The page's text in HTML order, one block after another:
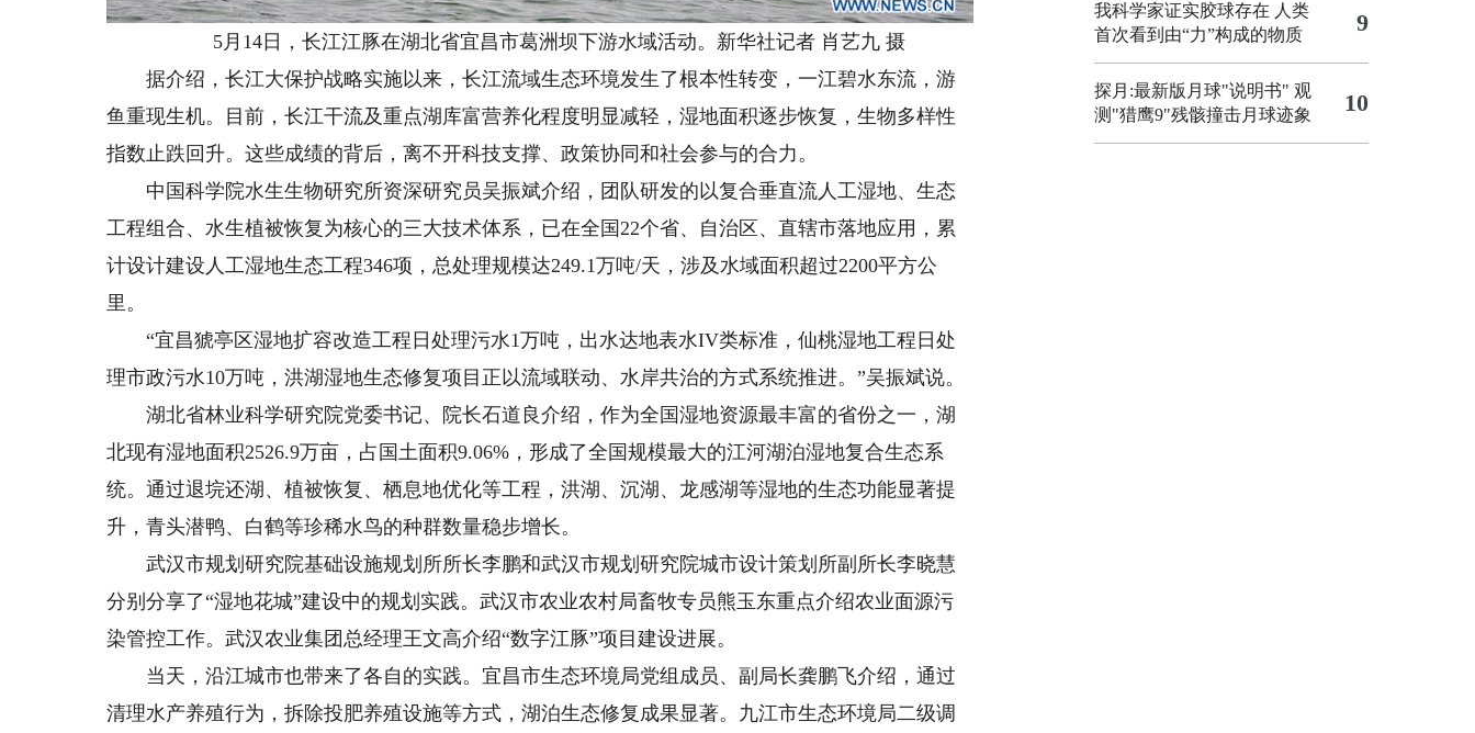
5月14日，长江江豚在湖北省宜昌市葛洲坝下游水域活动。新华社记者 肖艺九 摄
据介绍，长江大保护战略实施以来，长江流域生态环境发生了根本性转变，一江碧水东流，游
鱼重现生机。目前，长江干流及重点湖库富营养化程度明显减轻，湿地面积逐步恢复，生物多样性
指数止跌回升。这些成绩的背后，离不开科技支撑、政策协同和社会参与的合力。
中国科学院水生生物研究所资深研究员吴振斌介绍，团队研发的以复合垂直流人工湿地、生态
工程组合、水生植被恢复为核心的三大技术体系，已在全国22个省、自治区、直辖市落地应用，累
计设计建设人工湿地生态工程346项，总处理规模达249.1万吨/天，涉及水域面积超过2200平方公
里。
“宜昌猇亭区湿地扩容改造工程日处理污水1万吨，出水达地表水IV类标准，仙桃湿地工程日处
理市政污水10万吨，洪湖湿地生态修复项目正以流域联动、水岸共治的方式系统推进。”吴振斌说。
湖北省林业科学研究院党委书记、院长石道良介绍，作为全国湿地资源最丰富的省份之一，湖
北现有湿地面积2526.9万亩，占国土面积9.06%，形成了全国规模最大的江河湖泊湿地复合生态系
统。通过退垸还湖、植被恢复、栖息地优化等工程，洪湖、沉湖、龙感湖等湿地的生态功能显著提
升，青头潜鸭、白鹤等珍稀水鸟的种群数量稳步增长。
武汉市规划研究院基础设施规划所所长李鹏和武汉市规划研究院城市设计策划所副所长李晓慧
分别分享了“湿地花城”建设中的规划实践。武汉市农业农村局畜牧专员熊玉东重点介绍农业面源污
染管控工作。武汉农业集团总经理王文高介绍“数字江豚”项目建设进展。
当天，沿江城市也带来了各自的实践。宜昌市生态环境局党组成员、副局长龚鹏飞介绍，通过
清理水产养殖行为，拆除投肥养殖设施等方式，湖泊生态修复成果显著。九江市生态环境局二级调
我科学家证实胶球存在 人类
首次看到由“力”构成的物质
9
探月:最新版月球"说明书" 观
测"猎鹰9"残骸撞击月球迹象
10